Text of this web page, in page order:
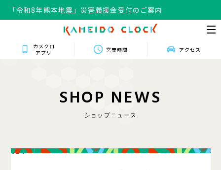
「令和8年熊本地震」災害義援金受付のご案内
カメクロ
アプリ
営業時間 アクセス
SHOP NEWS
ショップニュース
024